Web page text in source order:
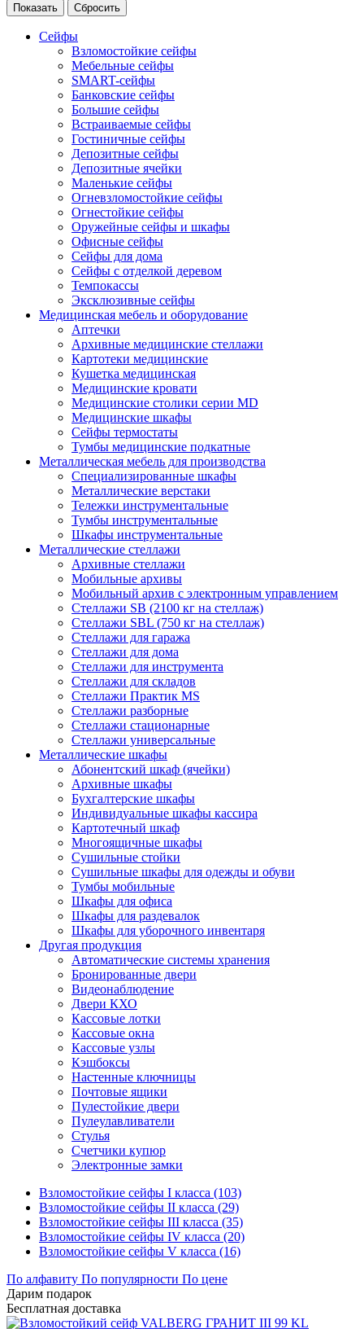
Сейфы
Взломостойкие сейфы
Мебельные сейфы
SMART-сейфы
Банковские сейфы
Большие сейфы
Встраиваемые сейфы
Гостиничные сейфы
Депозитные сейфы
Депозитные ячейки
Маленькие сейфы
Огневзломостойкие сейфы
Огнестойкие сейфы
Оружейные сейфы и шкафы
Офисные сейфы
Сейфы для дома
Сейфы с отделкой деревом
Темпокассы
Эксклюзивные сейфы
Медицинская мебель и оборудование
Аптечки
Архивные медицинские стеллажи
Картотеки медицинские
Кушетка медицинская
Медицинские кровати
Медицинские столики серии MD
Медицинские шкафы
Сейфы термостаты
Тумбы медицинские подкатные
Металлическая мебель для производства
Cпециализированные шкафы
Металлические верстаки
Тележки инструментальные
Тумбы инструментальные
Шкафы инструментальные
Металлические стеллажи
Архивные стеллажи
Мобильные архивы
Мобильный архив с электронным управлением
Стеллажи SB (2100 кг на стеллаж)
Стеллажи SBL (750 кг на стеллаж)
Стеллажи для гаража
Стеллажи для дома
Стеллажи для инструмента
Стеллажи для складов
Стеллажи Практик MS
Стеллажи разборные
Стеллажи стационарные
Стеллажи универсальные
Металлические шкафы
Абонентский шкаф (ячейки)
Архивные шкафы
Бухгалтерские шкафы
Индивидуальные шкафы кассира
Картотечный шкаф
Многоящичные шкафы
Сушильные стойки
Сушильные шкафы для одежды и обуви
Тумбы мобильные
Шкафы для офиса
Шкафы для раздевалок
Шкафы для уборочного инвентаря
Другая продукция
Автоматические системы хранения
Бронированные двери
Видеонаблюдение
Двери КХО
Кассовые лотки
Кассовые окна
Кассовые узлы
Кэшбоксы
Настенные ключницы
Почтовые ящики
Пулестойкие двери
Пулеулавливатели
Стулья
Счетчики купюр
Электронные замки
Взломостойкие сейфы I класса (103)
Взломостойкие сейфы II класса (29)
Взломостойкие сейфы III класса (35)
Взломостойкие сейфы IV класса (20)
Взломостойкие сейфы V класса (16)
По алфавиту По популярности По цене
Дарим подарок
Бесплатная доставка